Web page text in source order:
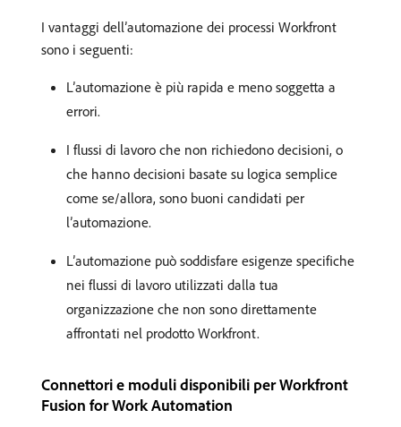
I vantaggi dell’automazione dei processi Workfront
sono i seguenti:
L’automazione è più rapida e meno soggetta a
errori.
I flussi di lavoro che non richiedono decisioni, o
che hanno decisioni basate su logica semplice
come se/allora, sono buoni candidati per
l’automazione.
L’automazione può soddisfare esigenze specifiche
nei flussi di lavoro utilizzati dalla tua
organizzazione che non sono direttamente
affrontati nel prodotto Workfront.
Connettori e moduli disponibili per Workfront
Fusion for Work Automation